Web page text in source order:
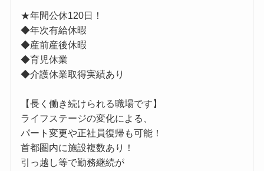
★年間公休120日！
◆年次有給休暇
◆産前産後休暇
◆育児休業
◆介護休業取得実績あり
【長く働き続けられる職場です】
ライフステージの変化による、
パート変更や正社員復帰も可能！
首都圏内に施設複数あり！
引っ越し等で勤務継続が